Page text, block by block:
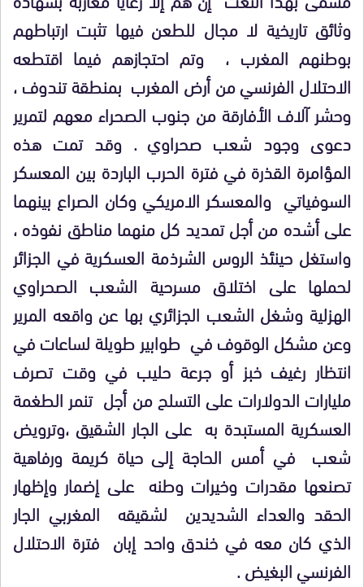
وثائق تاريخية لا مجال للطعن فيها تثبت ارتباطهم
بوطنهم المغرب ، وتم احتجازهم فيما اقتطعه
الاحتلال الفرنسي من أرض المغرب بمنطقة تندوف ،
وحشر آلاف الأفارقة من جنوب الصحراء معهم لتمرير
دعوى وجود شعب صحراوي . وقد تمت هذه
المؤامرة القذرة في فترة الحرب الباردة بين المعسكر
السوفياتي والمعسكر الامريكي وكان الصراع بينهما
على أشده من أجل تمديد كل منهما مناطق نفوذه ،
واستغل حينئذ الروس الشرذمة العسكرية في الجزائر
لحملها على اختلاق مسرحية الشعب الصحراوي
الهزلية وشغل الشعب الجزائري بها عن واقعه المرير
وعن مشكل الوقوف في طوابير طويلة لساعات في
انتظار رغيف خبز أو جرعة حليب في وقت تصرف
مليارات الدولارات على التسلح من أجل تنمر الطغمة
العسكرية المستبدة به على الجار الشقيق ،وترويض
شعب في أمس الحاجة إلى حياة كريمة ورفاهية
تصنعها مقدرات وخيرات وطنه على إضمار وإظهار
الحقد والعداء الشديدين لشقيقه المغربي الجار
الذي كان معه في خندق واحد إبان فترة الاحتلال
الفرنسي البغيض .